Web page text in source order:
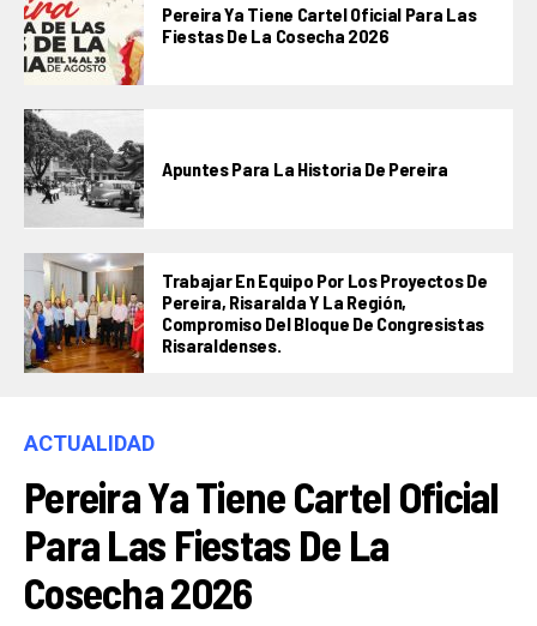
Pereira Ya Tiene Cartel Oficial Para Las
Fiestas De La Cosecha 2026
Apuntes Para La Historia De Pereira
Trabajar En Equipo Por Los Proyectos De
Pereira, Risaralda Y La Región,
Compromiso Del Bloque De Congresistas
Risaraldenses.
ACTUALIDAD
Pereira Ya Tiene Cartel Oficial
Para Las Fiestas De La
Cosecha 2026